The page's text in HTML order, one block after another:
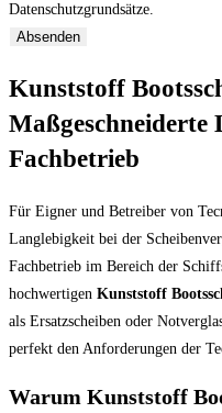
Datenschutzgrundsätze.
Absenden
Kunststoff
Maßgeschneiderte
Fachbetrieb
Für Eigner und Betreiber von
Langlebigkeit bei der
Fachbetrieb im Bereich der
hochwertigen Kunststoff
als Ersatzscheiben oder
perfekt den Anforderungen der
Warum Kunststoff